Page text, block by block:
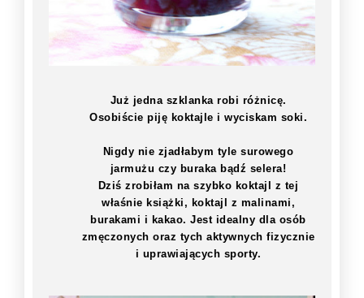
Już jedna szklanka robi różnicę.
Osobiście piję koktajle i wyciskam soki.
Nigdy nie zjadłabym tyle surowego
jarmużu czy buraka bądź selera!
Dziś zrobiłam na szybko koktajl z tej
właśnie książki, koktajl z malinami,
burakami i kakao. Jest idealny dla osób
zmęczonych oraz tych aktywnych fizycznie
i uprawiających sporty.